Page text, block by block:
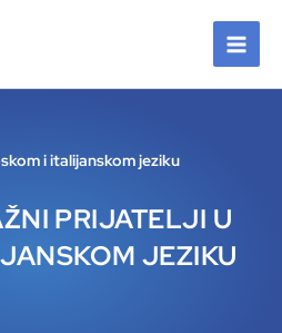
i italijanskom jeziku
PRIJATELJI U
JEZIKU